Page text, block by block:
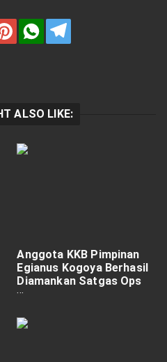
ALSO LIKE:
Anggota KKB Pimpinan
Egianus Kogoya Berhasil
Diamankan Satgas Ops
Damai Cartenz